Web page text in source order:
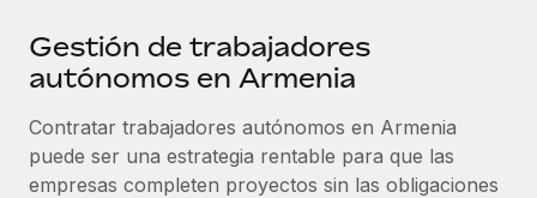
Optimiza los procesos con herramientas empresariales
esenciales.
SERVICIOS
Asociarse
Descubre oportunidades de colaborar con nosotros.
Remote Build Próximamente
Consultoría de integraciones y automatización con IA.
Información sobre salarios y talento
Obtén ayuda
Gestión de trabajadores
autónomos en Armenia
Contratar trabajadores autónomos en Armenia
puede ser una estrategia rentable para que las
empresas completen proyectos sin las obligaciones